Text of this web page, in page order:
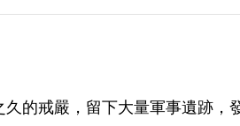
的戒嚴，留下大量軍事遺跡，